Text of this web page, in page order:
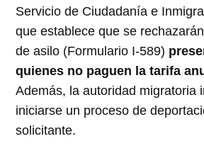
Servicio de Ciudadanía e
que establece que se
de asilo (Formulario I-589)
quienes no paguen la tarifa
Además, la autoridad migratoria
iniciarse un proceso de
solicitante.